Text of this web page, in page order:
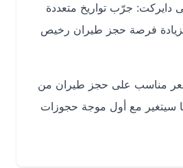
جرّب تواريخ متعددة
فرصة حجز طيران رخيص
على حجز طيران من
مع أول موجة حجوزات